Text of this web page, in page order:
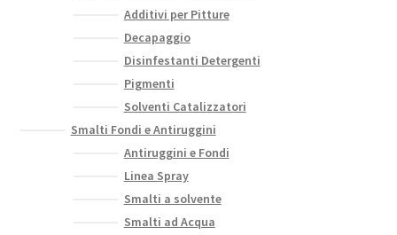
Additivi per Pitture
Decapaggio
Disinfestanti Detergenti
Pigmenti
Solventi Catalizzatori
Smalti Fondi e Antiruggini
Antiruggini e Fondi
Linea Spray
Smalti a solvente
Smalti ad Acqua